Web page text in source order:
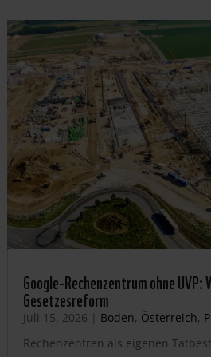
Google-Rechenzentrum ohne
Gesetzesreform
Juli 15, 2026 | Boden, Österreich,
Rechenzentren als eigenen